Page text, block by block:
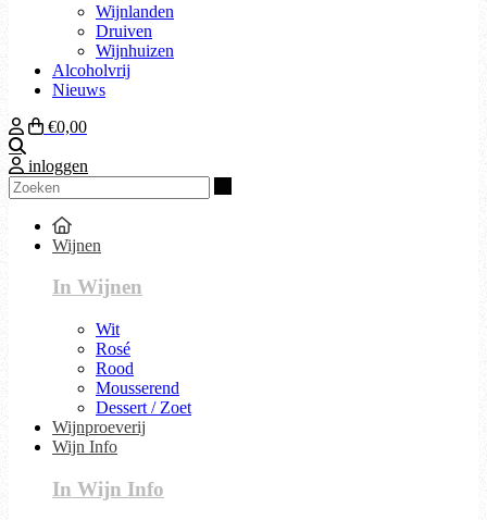
Wijnlanden
Druiven
Wijnhuizen
Alcoholvrij
Nieuws
€0,00
inloggen
Wijnen
In Wijnen
Wit
Rosé
Rood
Mousserend
Dessert / Zoet
Wijnproeverij
Wijn Info
In Wijn Info